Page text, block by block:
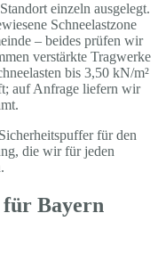
einzeln ausgelegt.
Schneelastzone
– beides prüfen wir
verstärkte Tragwerke
bis 3,50 kN/m²
auf Anfrage liefern wir
für den
die wir für jeden
für Bayern